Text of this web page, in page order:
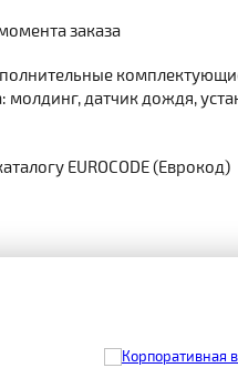
заказа
молдинг, датчик дождя,
EUROCODE (Еврокод)